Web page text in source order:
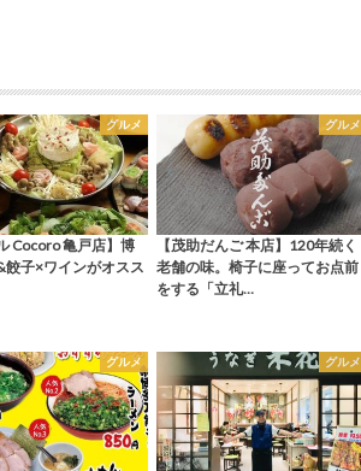
グルメ
Cocoro 亀戸店】博
餃子×ワインがオスス
グルメ
【茂助だんご 本店】120年続く
老舗の味。椅子に座ってお点前
をする「立礼…
グルメ グルメ